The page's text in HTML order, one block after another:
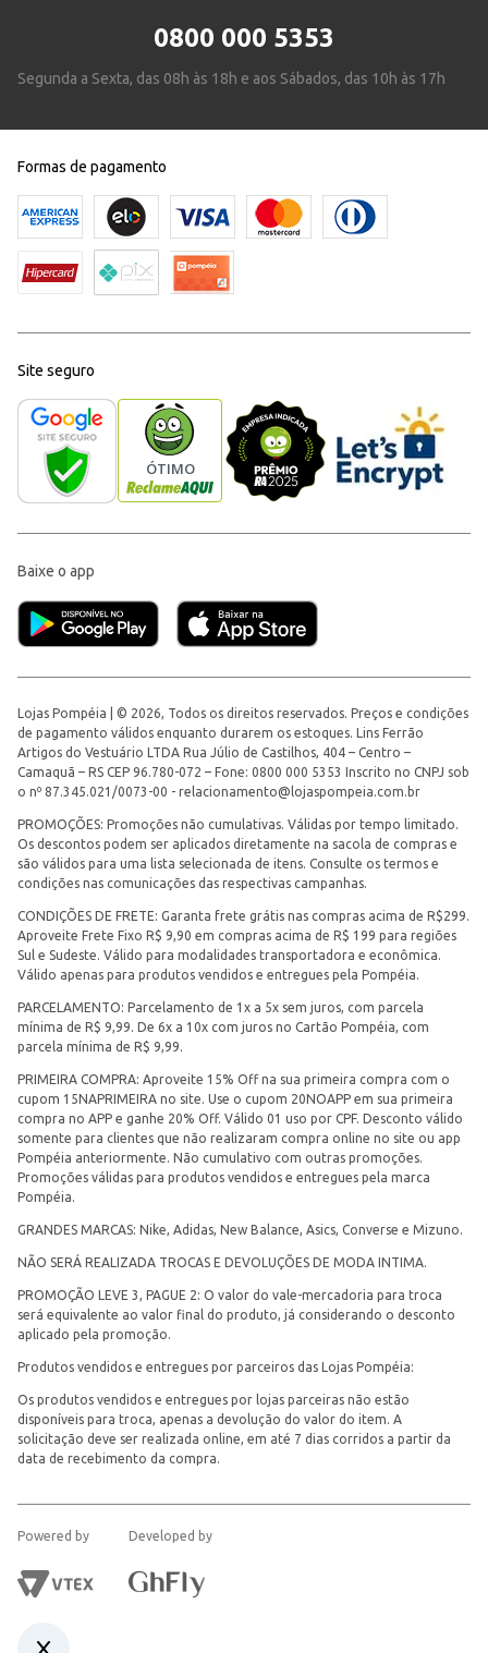
0800 000 5353
Segunda a Sexta, das 08h às 18h e aos Sábados, das 10h às 17h
Formas de pagamento
Site seguro
Baixe o app
Lojas Pompéia | © 2026, Todos os direitos reservados. Preços e condições
de pagamento válidos enquanto durarem os estoques. Lins Ferrão
Artigos do Vestuário LTDA Rua Júlio de Castilhos, 404 – Centro –
Camaquã – RS CEP 96.780-072 – Fone: 0800 000 5353 Inscrito no CNPJ sob
o nº 87.345.021/0073-00 - relacionamento@lojaspompeia.com.br
PROMOÇÕES: Promoções não cumulativas. Válidas por tempo limitado.
Os descontos podem ser aplicados diretamente na sacola de compras e
são válidos para uma lista selecionada de itens. Consulte os termos e
condições nas comunicações das respectivas campanhas.
CONDIÇÕES DE FRETE: Garanta frete grátis nas compras acima de R$299.
Aproveite Frete Fixo R$ 9,90 em compras acima de R$ 199 para regiões
Sul e Sudeste. Válido para modalidades transportadora e econômica.
Válido apenas para produtos vendidos e entregues pela Pompéia.
PARCELAMENTO: Parcelamento de 1x a 5x sem juros, com parcela
mínima de R$ 9,99. De 6x a 10x com juros no Cartão Pompéia, com
parcela mínima de R$ 9,99.
PRIMEIRA COMPRA: Aproveite 15% Off na sua primeira compra com o
cupom 15NAPRIMEIRA no site. Use o cupom 20NOAPP em sua primeira
compra no APP e ganhe 20% Off. Válido 01 uso por CPF. Desconto válido
somente para clientes que não realizaram compra online no site ou app
Pompéia anteriormente. Não cumulativo com outras promoções.
Promoções válidas para produtos vendidos e entregues pela marca
Pompéia.
GRANDES MARCAS: Nike, Adidas, New Balance, Asics, Converse e Mizuno.
NÃO SERÁ REALIZADA TROCAS E DEVOLUÇÕES DE MODA INTIMA.
PROMOÇÃO LEVE 3, PAGUE 2: O valor do vale-mercadoria para troca
será equivalente ao valor final do produto, já considerando o desconto
aplicado pela promoção.
Produtos vendidos e entregues por parceiros das Lojas Pompéia:
Os produtos vendidos e entregues por lojas parceiras não estão
disponíveis para troca, apenas a devolução do valor do item. A
solicitação deve ser realizada online, em até 7 dias corridos a partir da
data de recebimento da compra.
Powered by Developed by